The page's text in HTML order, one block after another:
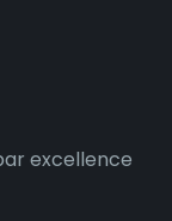
excellence